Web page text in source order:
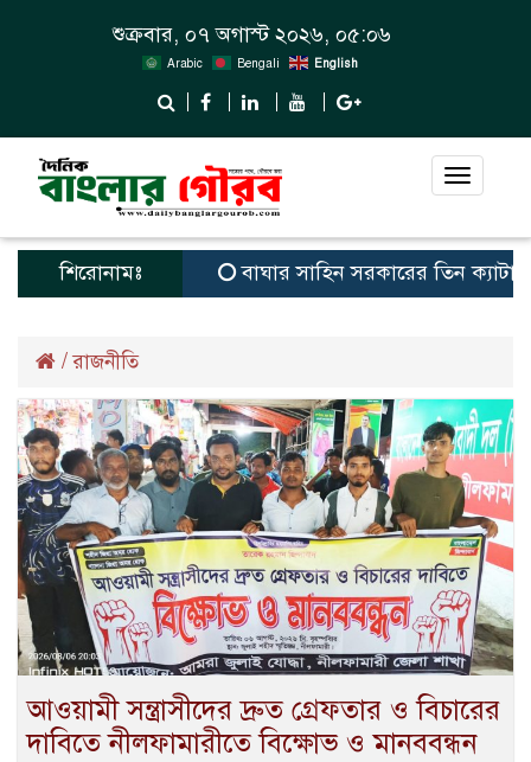
শুক্রবার, ০৭ অগাস্ট ২০২৬, ০৫:০৬
Arabic Bengali English
Toggle
শিরোনামঃ বাঘার সাহিন সরকারের তিন
/রাজনীতি
আওয়ামী সন্ত্রাসীদের দ্রুত গ্রেফতার ও বিচারের
দাবিতে নীলফামারীতে বিক্ষোভ ও মানববন্ধন